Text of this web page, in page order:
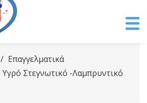
/ Επαγγελματικά
Yγρό Στεγνωτικό -Λαμπρυντικό